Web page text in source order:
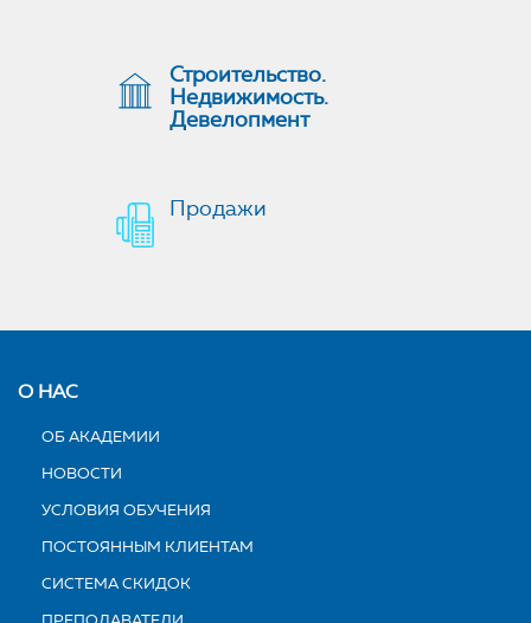
Строительство.
Недвижимость.
Девелопмент
Продажи
О НАС
ОБ АКАДЕМИИ
НОВОСТИ
УСЛОВИЯ ОБУЧЕНИЯ
ПОСТОЯННЫМ КЛИЕНТАМ
СИСТЕМА СКИДОК